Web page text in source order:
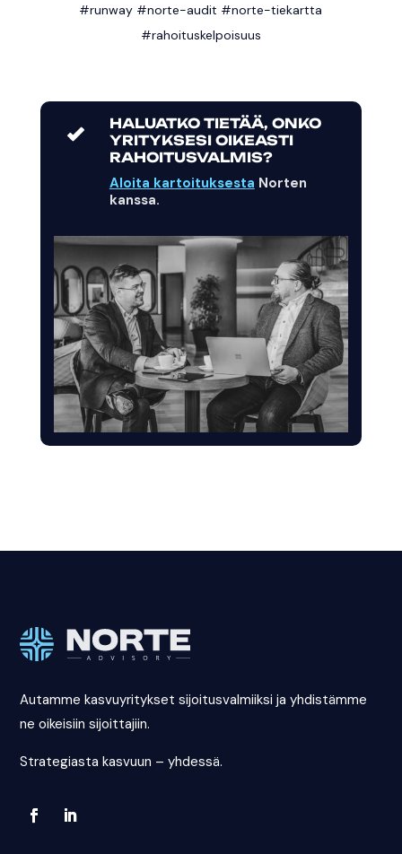
#runway #norte-audit #norte-tiekartta
#rahoituskelpoisuus
HALUATKO TIETÄÄ, ONKO
YRITYKSESI OIKEASTI
RAHOITUSVALMIS?
Aloita kartoituksesta Norten
kanssa.
Autamme kasvuyritykset sijoitusvalmiiksi ja yhdistämme
ne oikeisiin sijoittajiin.
Strategiasta kasvuun – yhdessä.